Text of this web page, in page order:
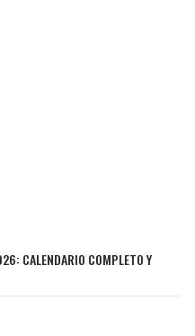
CALENDARIO COMPLETO Y